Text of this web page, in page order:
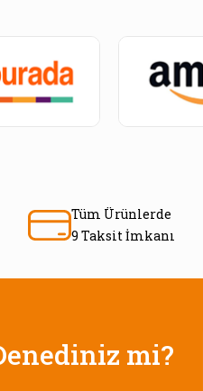
Tüm Ürünlerde
9 Taksit İmkanı
mi?